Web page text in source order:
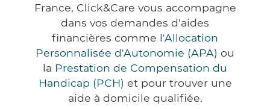
France, Click&Care vous accompagne
dans vos demandes d'aides
financières comme l'Allocation
Personnalisée d'Autonomie (APA) ou
la Prestation de Compensation du
Handicap (PCH) et pour trouver une
aide à domicile qualifiée.